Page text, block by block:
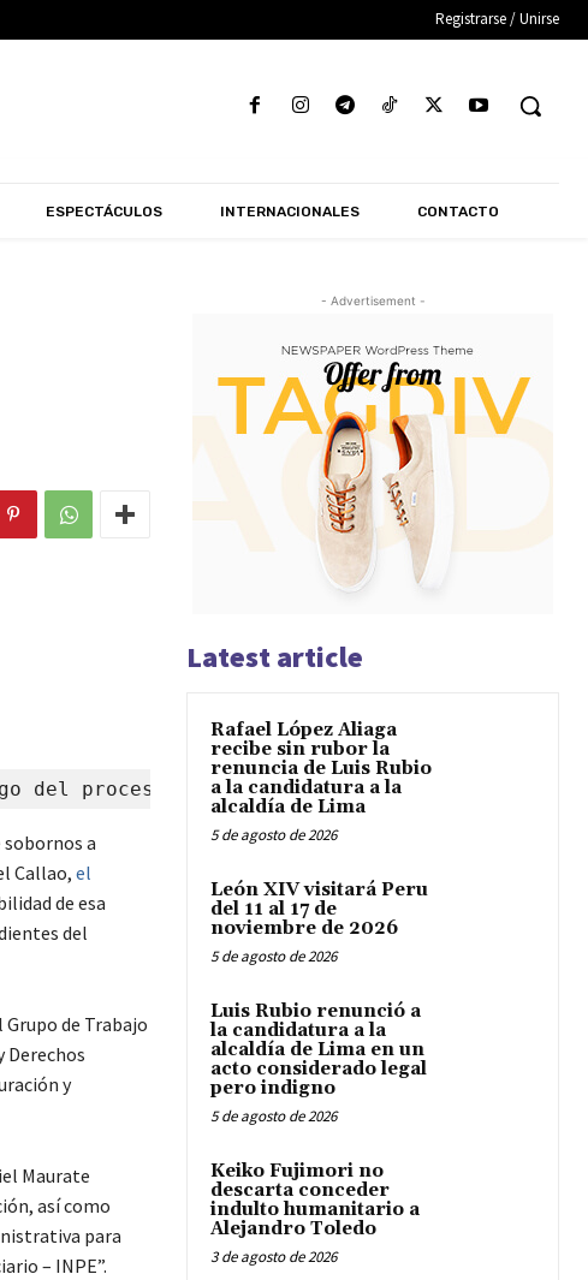
Registrarse / Unirse
ESPECTÁCULOS INTERNACIONALES CONTACTO
del proceso
sobornos a
Callao, el
de esa
del
de Trabajo
y
Maurate
así como
para
– INPE”.
- Advertisement -
Latest article
Rafael López Aliaga
recibe sin rubor la
renuncia de Luis Rubio
a la candidatura a la
alcaldía de Lima
5 de agosto de 2026
León XIV visitará Peru
del 11 al 17 de
noviembre de 2026
5 de agosto de 2026
Luis Rubio renunció a
la candidatura a la
alcaldía de Lima en un
acto considerado legal
pero indigno
5 de agosto de 2026
Keiko Fujimori no
descarta conceder
indulto humanitario a
Alejandro Toledo
3 de agosto de 2026